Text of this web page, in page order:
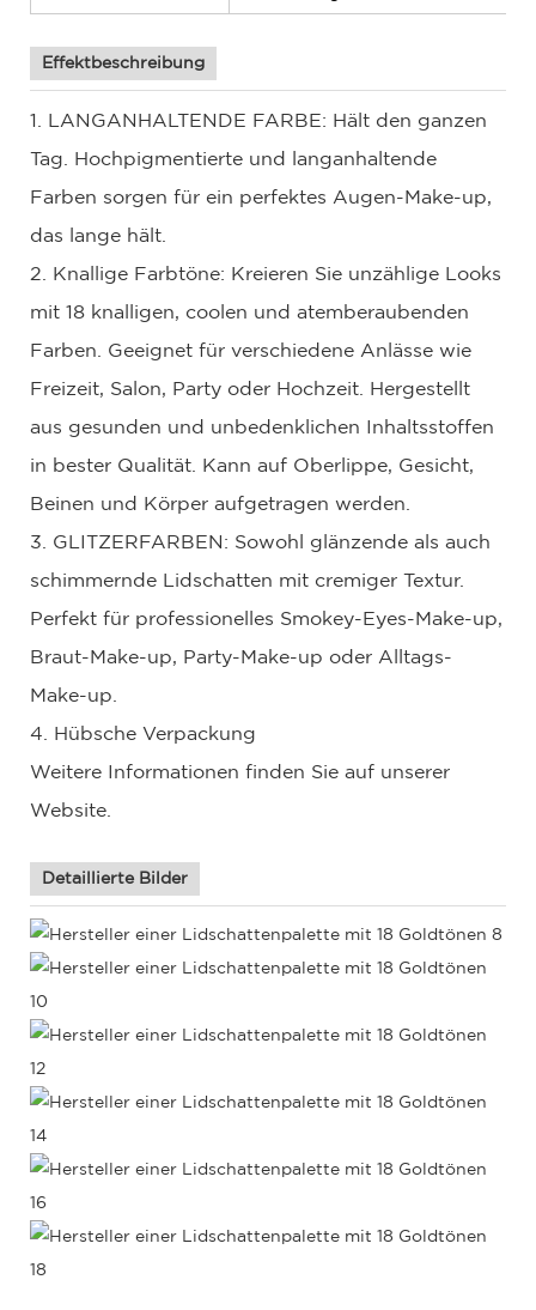
Effektbeschreibung
1. LANGANHALTENDE FARBE: Hält den ganzen
Tag. Hochpigmentierte und langanhaltende
Farben sorgen für ein perfektes Augen-Make-up,
das lange hält.
2. Knallige Farbtöne: Kreieren Sie unzählige Looks
mit 18 knalligen, coolen und atemberaubenden
Farben. Geeignet für verschiedene Anlässe wie
Freizeit, Salon, Party oder Hochzeit. Hergestellt
aus gesunden und unbedenklichen Inhaltsstoffen
in bester Qualität. Kann auf Oberlippe, Gesicht,
Beinen und Körper aufgetragen werden.
3. GLITZERFARBEN: Sowohl glänzende als auch
schimmernde Lidschatten mit cremiger Textur.
Perfekt für professionelles Smokey-Eyes-Make-up,
Braut-Make-up, Party-Make-up oder Alltags-
Make-up.
4. Hübsche Verpackung
Weitere Informationen finden Sie auf unserer
Website.
Detaillierte Bilder